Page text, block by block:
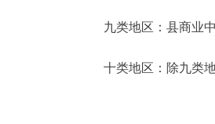
九类地区：县商业中
十类地区：除九类地